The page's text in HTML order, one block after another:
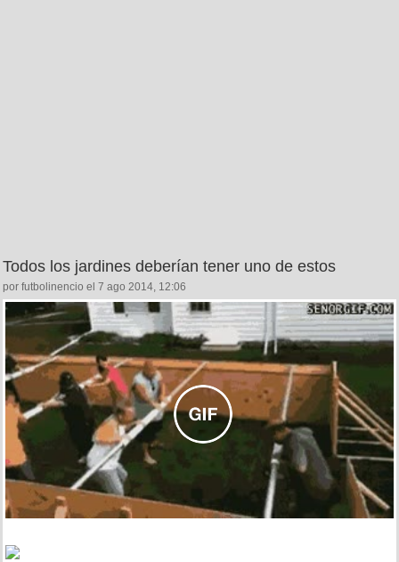
Todos los jardines deberían tener uno de estos
por futbolinencio el 7 ago 2014, 12:06